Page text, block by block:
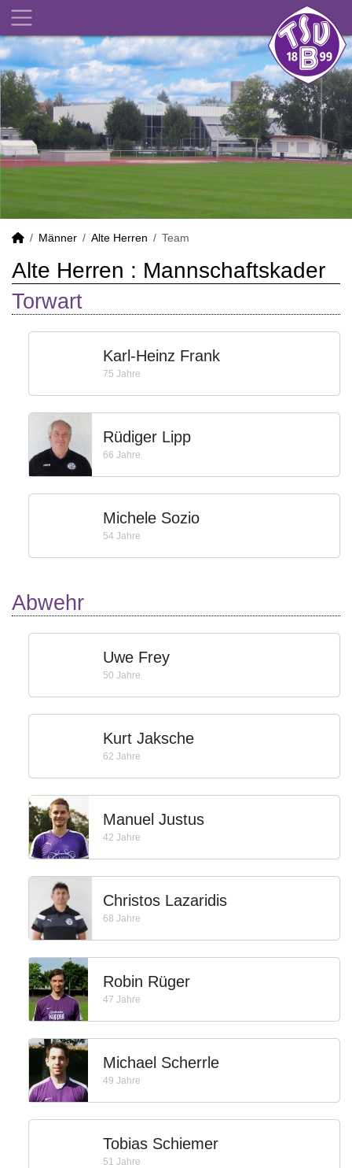
Männer Alte Herren Team
Alte Herren : Mannschaftskader
Torwart
Karl-Heinz Frank
75 Jahre
Rüdiger Lipp
66 Jahre
Michele Sozio
54 Jahre
Abwehr
Uwe Frey
50 Jahre
Kurt Jaksche
62 Jahre
Manuel Justus
42 Jahre
Christos Lazaridis
68 Jahre
Robin Rüger
47 Jahre
Michael Scherrle
49 Jahre
Tobias Schiemer
51 Jahre